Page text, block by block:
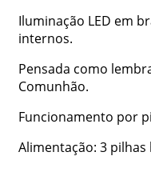
Iluminação LED em
internos.
Pensada como
Comunhão.
Funcionamento por
Alimentação: 3 pilhas